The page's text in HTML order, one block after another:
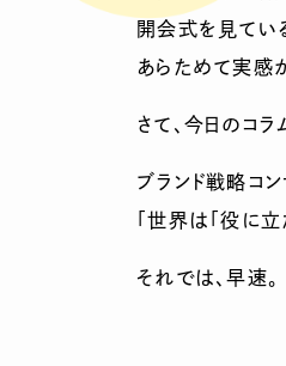
開会式を見てい
あらためて実感
さて、今日のコラ
ブランド戦略コ
「世界は「役に
それでは、早速。